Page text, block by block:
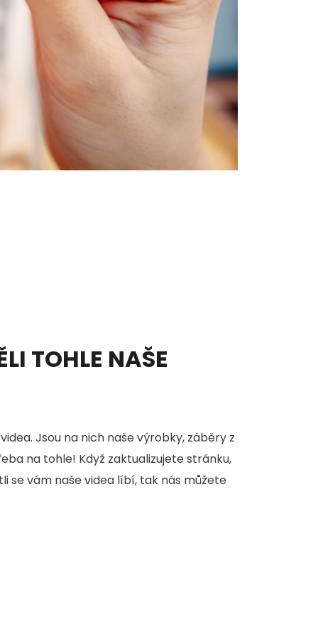
TOHLE NAŠE
Jsou na nich naše výrobky, záběry z
na tohle! Když zaktualizujete stránku,
se vám naše videa líbí, tak nás můžete